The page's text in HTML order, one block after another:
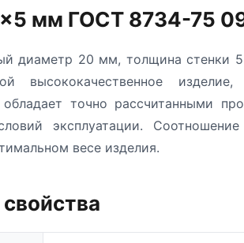
мм ГОСТ 8734-75
диаметр 20 мм, толщина стенки
изделие,
точно рассчитанными
эксплуатации.
весе изделия.